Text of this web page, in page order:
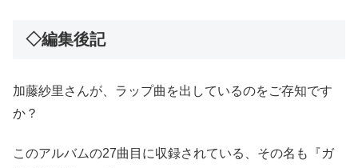
◇編集後記
加藤紗里さんが、ラップ曲を出しているのをご存知です
か？
このアルバムの27曲目に収録されている、その名も『ガ